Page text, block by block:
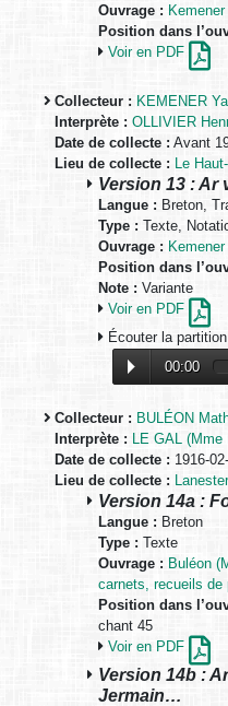
Ouvrage :
Position dans
Voir en PDF
Collecteur : KEMENER
Interprète : OLLIVIER
Date de collecte : Avant
Lieu de collecte : Le
Version 13 : Ar
Langue : Breton,
Type : Texte,
Ouvrage :
Position dans
Note : Variante
Voir en PDF
Écouter la partition
00:00
Collecteur : BULÉON
Interprète : LE GAL (Mme
Date de collecte : 1916-
Lieu de collecte : Lanester
Version 14a :
Langue : Breton
Type : Texte
Ouvrage : Buléon
carnets, recueils de
Position dans
chant 45
Voir en PDF
Version 14b :
Jermain…